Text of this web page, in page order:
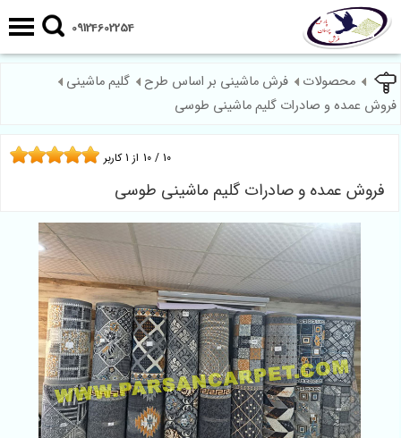
09124602254
محصولات فرش ماشینی بر اساس طرح
گلیم ماشینی
فروش عمده و صادرات گلیم ماشینی طوسی
فروش عمده و صادرات گلیم ماشینی طوسی
10 / 10 از 1کاربر